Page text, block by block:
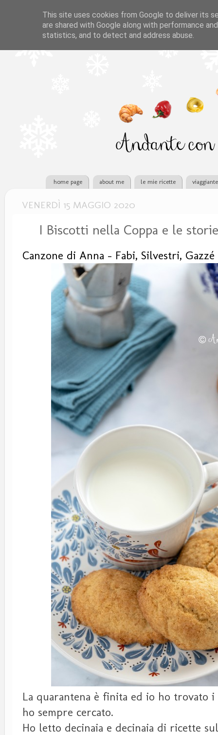
home page about me le mie ricette
VENERDÌ 15 MAGGIO 2020
I Biscotti nella Coppa e le
Canzone di Anna - Fabi, Silvestri, Gazzé
La quarantena è finita ed io ho trovato
ho sempre cercato.
Ho letto decinaia e decinaia di ricette
This site uses cookies from Google to deliver its
are shared with Google along with performance
statistics, and to detect and address abuse.